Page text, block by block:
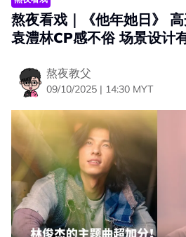
熬夜看戏｜《他年她日》 高
袁澧林CP感不俗 场景设计
熬夜教父
09/10/2025 | 14:30 MYT